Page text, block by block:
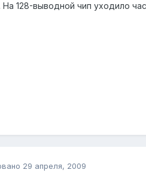
На 128-выводной чип уходило
29 апреля, 2009